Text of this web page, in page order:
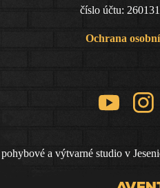
číslo účtu:
Ochrana
a výtvarné studio v